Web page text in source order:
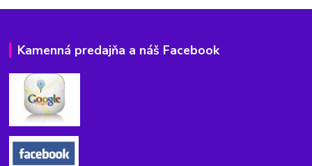
Kamenná predajňa a náš Facebook